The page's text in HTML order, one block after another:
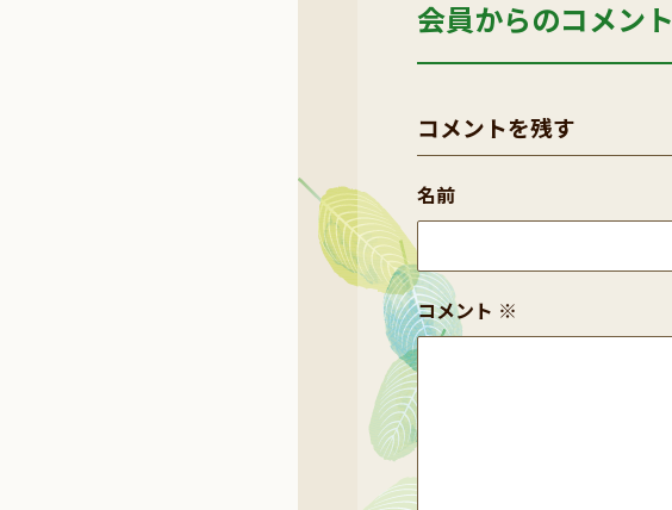
会員からのコメント
コメントを残す
コメント ※
名前